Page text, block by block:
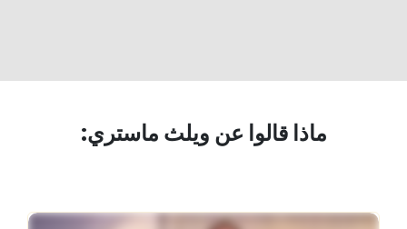
:ماذا قالوا عن ويلث ماستري